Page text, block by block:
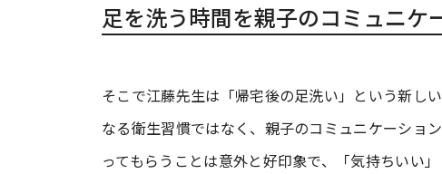
足を洗う時間を親子のコミュニケ
そこで江藤先生は「帰宅後の足洗い」という新し
なる衛生習慣ではなく、親子のコミュニケーショ
ってもらうことは意外と好印象で、「気持ちいい